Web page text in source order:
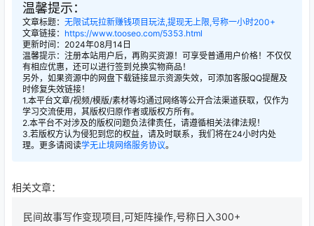
温馨提示：
文章标题： 无限试玩拉新赚钱项目玩法,提现无上限,号称一小时200+
文章链接： https://www.tooseo.com/5353.html
更新时间：2024年08月14日
温馨提示：注册本站用户后，再购买资源！可享受普通用户价格！不仅仅
有相应优惠，还可以进行签到兑换实物商品！
另外，如果资源中的网盘下载链接显示资源失效，可添加客服QQ提醒及
时修复失效链接！
1.本平台文章/视频/模版/素材等均通过网络等公开合法渠道获取，仅作为
学习交流使用，其版权归原作者或版权方所有。
2.本平台不对涉及的版权问题负法律责任，请遵循相关法律法规！
3.若版权方认为侵犯到您的权益，请及时联系，我们将在24小时内处
理。更多请阅读学无止境网络服务协议。
相关文章：
民间故事写作变现项目,可矩阵操作,号称日入300+